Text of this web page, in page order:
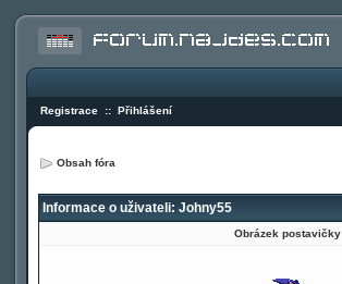
Registrace :: Přihlášení
Obsah fóra
Informace o uživateli: Johny55
Obrázek postavičky